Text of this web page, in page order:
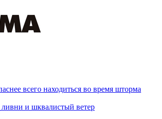
всего находиться во время шторма
ливни и шквалистый ветер